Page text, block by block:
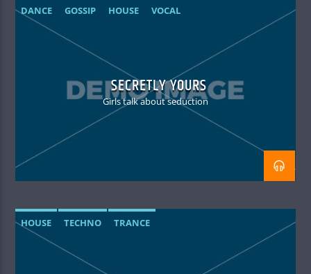
DANCE GOSSIP HOUSE VOCAL
SECRETLY YOURS
Girls talk about seduction
HOUSE TECHNO TRANCE